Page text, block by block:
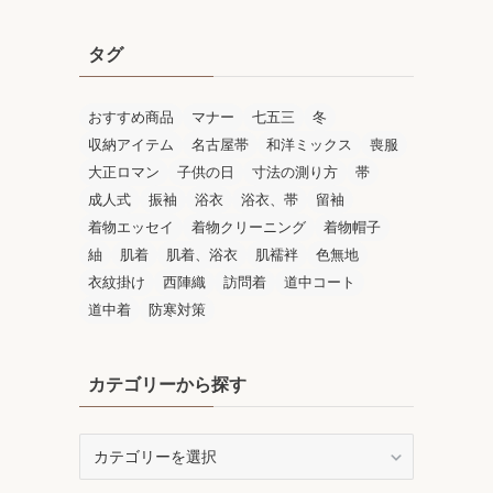
タグ
おすすめ商品 マナー 七五三
冬
収納アイテム
名古屋帯 和洋ミックス
喪服
大正ロマン
子供の日 寸法の測り方
帯
成人式
振袖 浴衣 浴衣、帯
留袖
着物エッセイ
着物クリーニング
着物帽子
紬
肌着 肌着、浴衣 肌襦袢
色無地
衣紋掛け
西陣織 訪問着
道中コート
道中着
防寒対策
カテゴリーから探す